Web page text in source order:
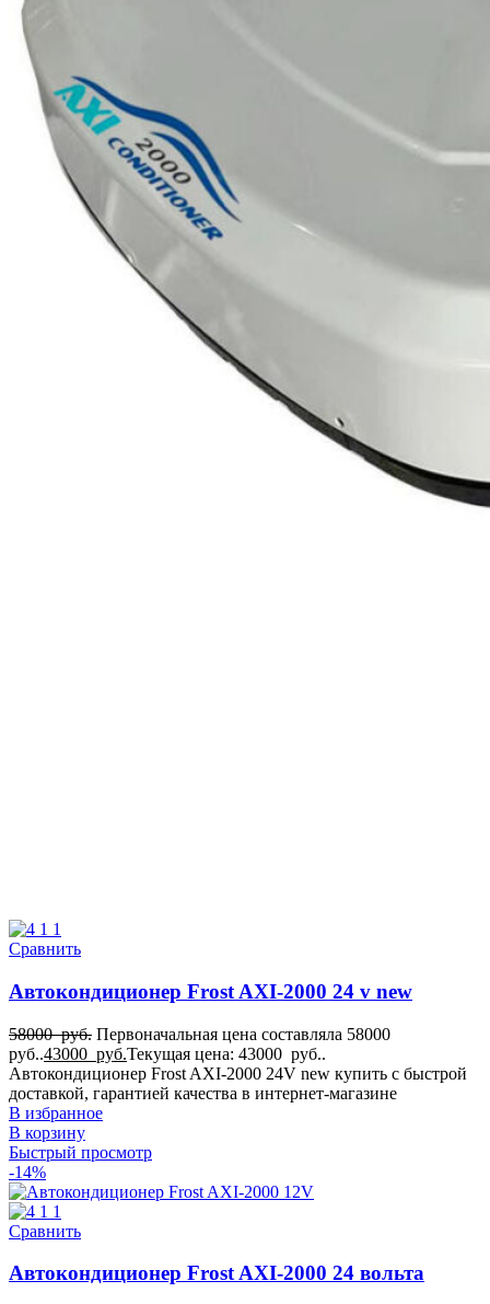
Сравнить
Автокондиционер Frost AXI-2000 24 v new
58000руб. Первоначальная цена составляла 58000
руб..43000 руб.Текущая цена: 43000 руб..
Автокондиционер Frost AXI-2000 24V new купить с быстрой
доставкой, гарантией качества в интернет-магазине
В избранное
В корзину
Быстрый просмотр
-14%
Сравнить
Автокондиционер Frost AXI-2000 24 вольта